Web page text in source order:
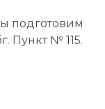
подготовим
Пункт № 115.